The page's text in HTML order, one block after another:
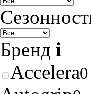
Бренд i
Accelera0